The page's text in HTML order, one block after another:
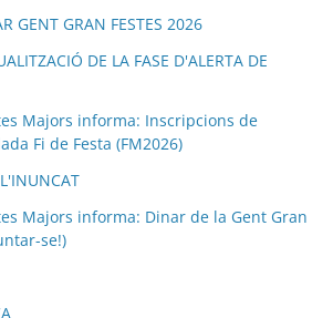
GENT GRAN FESTES 2026
DE LA FASE D'ALERTA DE
Majors informa: Inscripcions de
Fi de Festa (FM2026)
Majors informa: Dinar de la Gent Gran
se!)